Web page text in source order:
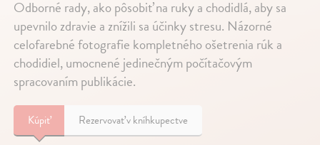
Odborné rady, ako pôsobiť na ruky a chodidlá, aby sa
upevnilo zdravie a znížili sa účinky stresu. Názorné
celofarebné fotografie kompletného ošetrenia rúk a
chodidiel, umocnené jedinečným počítačovým
spracovaním publikácie.
Kúpiť Rezervovať v kníhkupectve